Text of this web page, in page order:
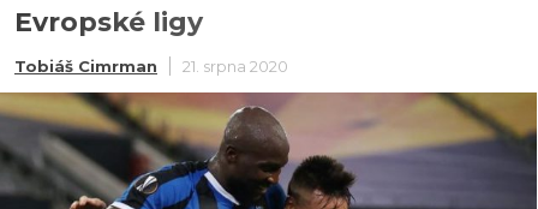
Evropské ligy
Tobiáš Cimrman 21. srpna 2020